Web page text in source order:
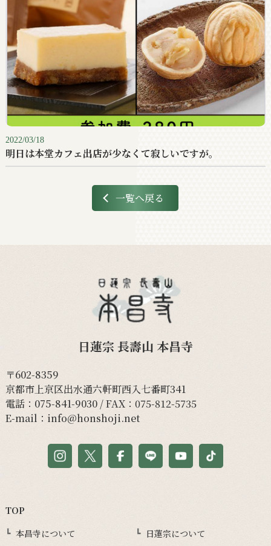
2022/03/18
明日は本堂カフェ出店が少なくて寂しいですが。
一覧へ戻る
日蓮宗 長壽山 本昌寺
〒602-8359
京都市上京区出水通六軒町西入七番町341
電話： 075-841-9030/ FAX：075-812-5735
E-mail： info@honshoji.net
TOP
本昌寺について
日蓮宗について